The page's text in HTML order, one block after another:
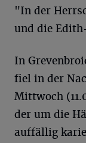
"In der
und die
In
fiel in der
Mittwoch
der um die
auffällig